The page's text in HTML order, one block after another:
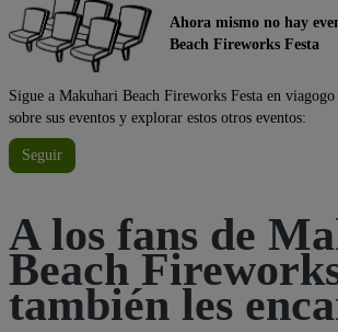
Ahora mismo no hay
Beach Fireworks Festa
Sigue a Makuhari Beach Fireworks Festa en
sobre sus eventos y explorar estos otros eventos:
Seguir
A los fans de
Beach
también les